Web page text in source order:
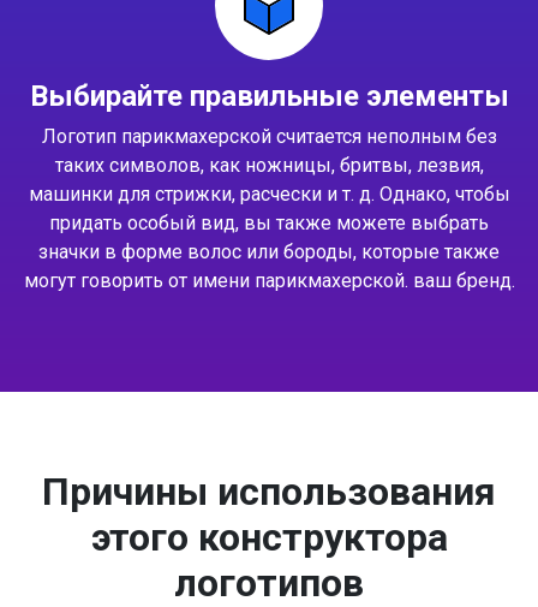
Выбирайте правильные элементы
Логотип парикмахерской считается неполным без
таких символов, как ножницы, бритвы, лезвия,
машинки для стрижки, расчески и т. д. Однако, чтобы
придать особый вид, вы также можете выбрать
значки в форме волос или бороды, которые также
могут говорить от имени парикмахерской. ваш бренд.
Причины использования
этого конструктора
логотипов